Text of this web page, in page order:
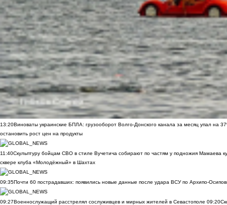
13:20Виноваты украинские БПЛА: грузооборот Волго-Донского канала за месяц упал на
остановить рост цен на продукты
11:40Скульптуру бойцам СВО в стиле Вучетича собирают по частям у подножия Мамаева
сквере клуба «Молодёжный» в Шахтах
09:35Почти 60 пострадавших: появились новые данные после удара ВСУ по Архипо-
09:27Военнослужащий расстрелял сослуживцев и мирных жителей в Севастополе 09:20